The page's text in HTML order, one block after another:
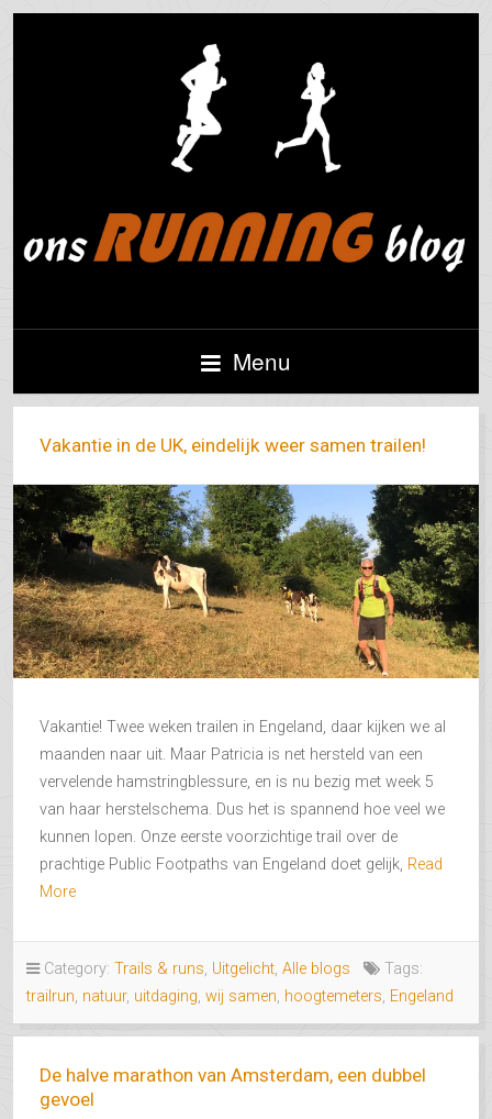
Menu
Vakantie in de UK, eindelijk weer samen trailen!
Vakantie! Twee weken trailen in Engeland, daar kijken we al
maanden naar uit. Maar Patricia is net hersteld van een
vervelende hamstringblessure, en is nu bezig met week 5
van haar herstelschema. Dus het is spannend hoe veel we
kunnen lopen. Onze eerste voorzichtige trail over de
prachtige Public Footpaths van Engeland doet gelijk, Read
More
Category: Trails & runs, Uitgelicht, Alle blogs
Tags:
trailrun, natuur, uitdaging, wij samen, hoogtemeters, Engeland
De halve marathon van Amsterdam, een dubbel
gevoel